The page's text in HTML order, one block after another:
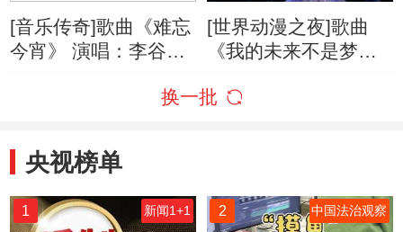
[音乐传奇]歌曲《难忘
今宵》 演唱：李谷一
[世界动漫之夜]歌曲
《我的未来不是梦》
林
换一批
央视榜单
1 新闻1+1 2 中国法治观察